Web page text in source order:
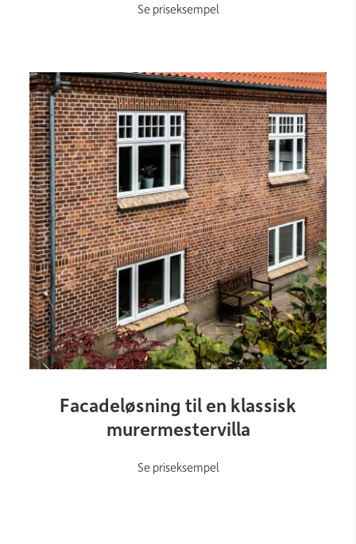
Se priseksempel
Link
Facadeløsning til en klassisk
murermestervilla
Se priseksempel